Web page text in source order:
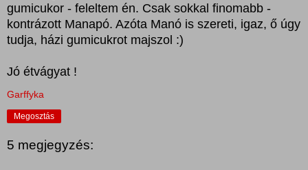
gumicukor - feleltem én. Csak sokkal finomabb -
kontrázott Manapó. Azóta Manó is szereti, igaz, ő úgy
tudja, házi gumicukrot majszol :)
Jó étvágyat !
Garffyka
Megosztás
5 megjegyzés: